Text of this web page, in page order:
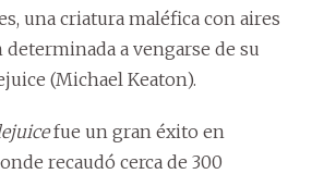
una criatura maléfica con aires
a vengarse de su
(Michael Keaton).
fue un gran éxito en
recaudó cerca de 300